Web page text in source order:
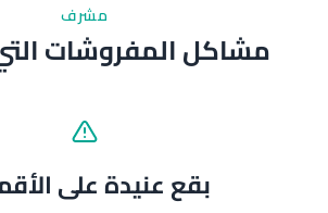
مشرف
مشاكل المفروشات
بقع عنيدة على